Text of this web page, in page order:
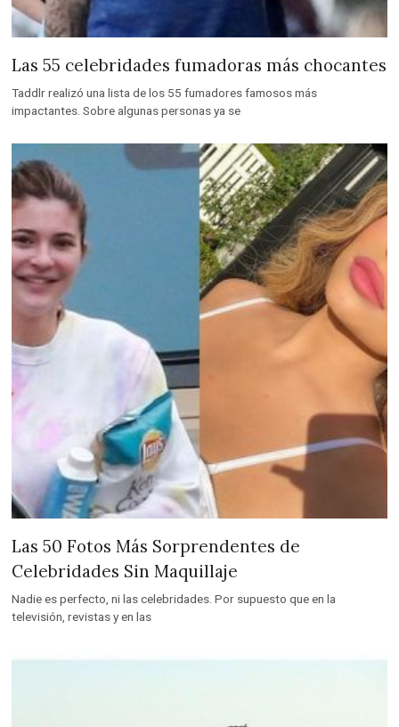
Las 55 celebridades fumadoras más chocantes
Taddlr realizó una lista de los 55 fumadores famosos más
impactantes. Sobre algunas personas ya se
Las 50 Fotos Más Sorprendentes de
Celebridades Sin Maquillaje
Nadie es perfecto, ni las celebridades. Por supuesto que en la
televisión, revistas y en las